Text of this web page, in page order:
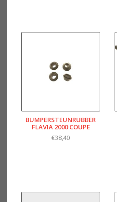
BUMPERSTEUNRUBBER
FLAVIA 2000 COUPE
€38,40